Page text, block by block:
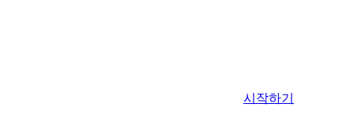
시작하기